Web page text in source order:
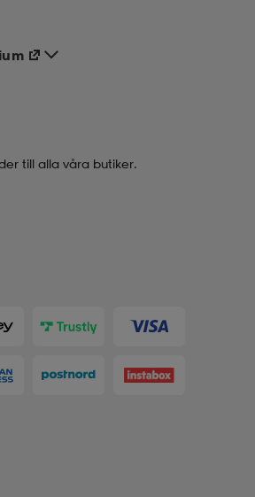
till alla våra butiker.